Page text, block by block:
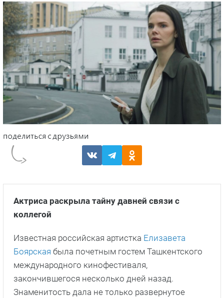
Актриса раскрыла тайну давней связи с
коллегой
Известная российская артистка Елизавета
Боярская была почетным гостем Ташкентского
международного кинофестиваля,
закончившегося несколько дней назад.
Знаменитость дала не только развернутое